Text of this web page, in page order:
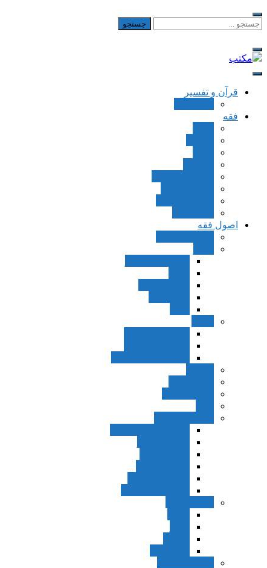
Skip
to
جستجو
قرآن و تفسیر
فقه
اصول فقه